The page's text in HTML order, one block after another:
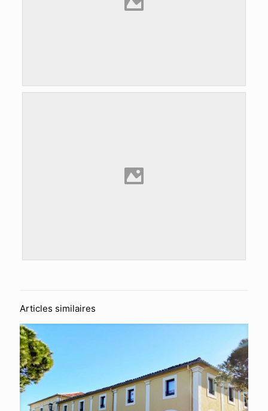
Articles similaires